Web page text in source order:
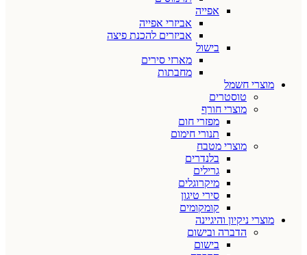
אפייה
אביזרי אפייה
אביזרים להכנת פיצה
בישול
מארזי סירים
מחבתות
מוצרי חשמל
טוסטרים
מוצרי חורף
מפזרי חום
תנורי חימום
מוצרי מטבח
בלנדרים
גרילים
מיקרוגלים
סירי טיגון
קומקומים
מוצרי ניקיון והיגיינה
הדברה ובישום
בישום